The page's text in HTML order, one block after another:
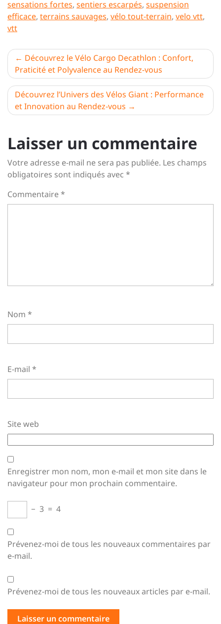
sensations fortes, sentiers escarpés, suspension
efficace, terrains sauvages, vélo tout-terrain, velo vtt,
vtt
Navigation
de
l’article
Découvrez le Vélo Cargo Decathlon : Confort,
Praticité et Polyvalence au Rendez-vous
Découvrez l’Univers des Vélos Giant : Performance
et Innovation au Rendez-vous
Laisser un commentaire
Votre adresse e-mail ne sera pas publiée. Les champs
obligatoires sont indiqués avec *
Commentaire*
Nom *
E-mail *
Site web
Enregistrer mon nom, mon e-mail et mon site dans le
navigateur pour mon prochain commentaire.
− 3 = 4
Prévenez-moi de tous les nouveaux commentaires par
e-mail.
Prévenez-moi de tous les nouveaux articles par e-mail.